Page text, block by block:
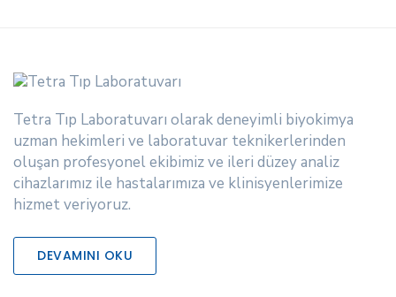
Tetra Tıp Laboratuvarı olarak deneyimli biyokimya
uzman hekimleri ve laboratuvar teknikerlerinden
oluşan profesyonel ekibimiz ve ileri düzey analiz
cihazlarımız ile hastalarımıza ve klinisyenlerimize
hizmet veriyoruz.
DEVAMINI OKU